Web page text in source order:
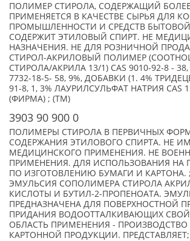
ПОЛИМЕР СТИРОЛА, СОДЕРЖАЩИЙ
ПРИМЕНЯЕТСЯ В КАЧЕСТВЕ СЫРЬЯ ДЛЯ
ПРОМЫШЛЕННОСТИ И СРЕДСТВ
СОДЕРЖИТ ЭТИЛОВЫЙ СПИРТ. НЕ
НАЗНАЧЕНИЯ. НЕ ДЛЯ РОЗНИЧНОЙ
СТИРОЛ-АКРИЛОВЫЙ ПОЛИМЕР
СТИРОЛА/АКРИЛА 13/1) CAS 9010-92-8 - 38,
7732-18-5- 58, 9%, ДОБАВКИ (1. 4%
91-8, 1, 3% ЛАУРИЛСУЛЬФАТ НАТРИЯ CAS
(ФИРМА) ; (TM)
3903 90 900 0
ПОЛИМЕРЫ СТИРОЛА В ПЕРВИЧНЫХ
СОДЕРЖАНИЯ ЭТИЛОВОГО СПИРТА. НЕ
МЕДИЦИНСКОГО ПРИМЕНЕНИЯ. НЕ
ПРИМЕНЕНИЯ. ДЛЯ ИСПОЛЬЗОВАНИЯ НА
ПО ИЗГОТОВЛЕНИЮ БУМАГИ И КАРТОНА.
ЭМУЛЬСИЯ СОПОЛИМЕРА СТИРОЛА
КИСЛОТЫ И БУТИЛ-2-ПРОПЕНОАТА.
ПРЕДНАЗНАЧЕНА ДЛЯ ПОВЕРХНОСТНОЙ
ПРИДАНИЯ ВОДООТТАЛКИВАЮЩИХ
ОБЛАСТЬ ПРИМЕНЕНИЯ -
КАРТОННОЙ ПРОДУКЦИИ. ПРЕДСТАВЛЯЕТ;